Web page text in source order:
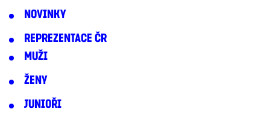
NOVINKY
REPREZENTACE ČR
MUŽI
ŽENY
JUNIOŘI